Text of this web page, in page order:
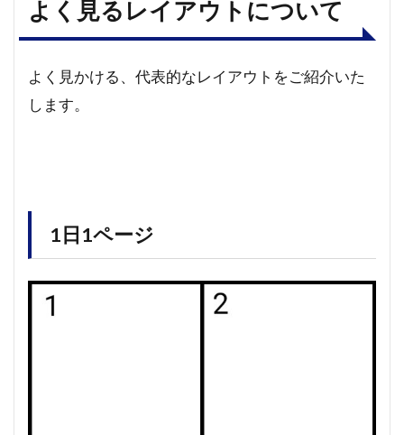
よく見るレイアウトについて
よく見かける、代表的なレイアウトをご紹介いた
します。
1日1ページ